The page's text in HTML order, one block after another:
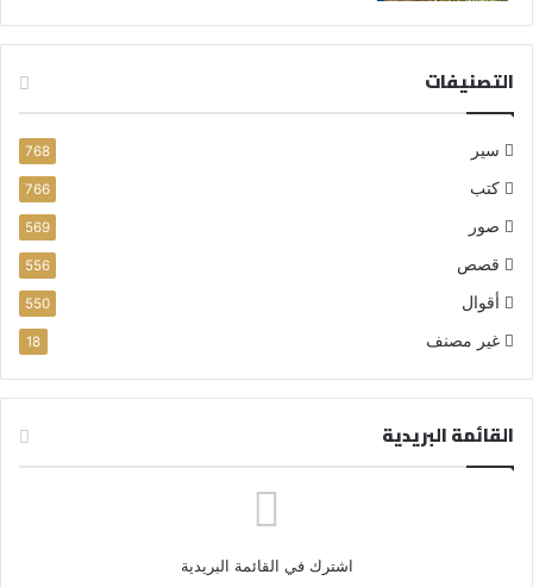
التصنيفات
سير 768
كتب 766
صور 569
قصص 556
أقوال 550
غير مصنف 18
القائمة البريدية
اشترك في القائمة البريدية